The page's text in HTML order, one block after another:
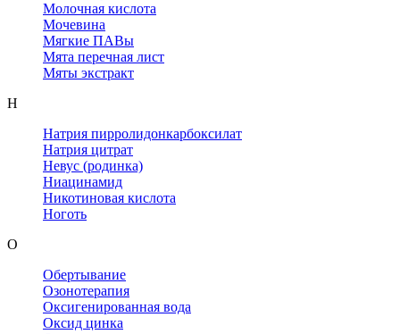
Молочная кислота
Мочевина
Мягкие ПАВы
Мята перечная лист
Мяты экстракт
Н
Натрия пирролидонкарбоксилат
Натрия цитрат
Невус (родинка)
Ниацинамид
Никотиновая кислота
Ноготь
О
Обертывание
Озонотерапия
Оксигенированная вода
Оксид цинка